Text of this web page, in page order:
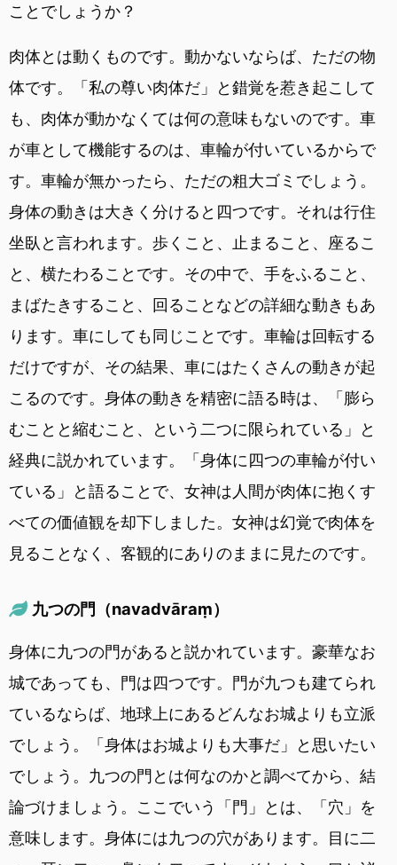
ことでしょうか？
肉体とは動くものです。動かないならば、ただの物
体です。「私の尊い肉体だ」と錯覚を惹き起こして
も、肉体が動かなくては何の意味もないのです。車
が車として機能するのは、車輪が付いているからで
す。車輪が無かったら、ただの粗大ゴミでしょう。
身体の動きは大きく分けると四つです。それは行住
坐臥と言われます。歩くこと、止まること、座るこ
と、横たわることです。その中で、手をふること、
まばたきすること、回ることなどの詳細な動きもあ
ります。車にしても同じことです。車輪は回転する
だけですが、その結果、車にはたくさんの動きが起
こるのです。身体の動きを精密に語る時は、「膨ら
むことと縮むこと、という二つに限られている」と
経典に説かれています。「身体に四つの車輪が付い
ている」と語ることで、女神は人間が肉体に抱くす
べての価値観を却下しました。女神は幻覚で肉体を
見ることなく、客観的にありのままに見たのです。
九つの門（navadvāraṃ）
身体に九つの門があると説かれています。豪華なお
城であっても、門は四つです。門が九つも建てられ
ているならば、地球上にあるどんなお城よりも立派
でしょう。「身体はお城よりも大事だ」と思いたい
でしょう。九つの門とは何なのかと調べてから、結
論づけましょう。ここでいう「門」とは、「穴」を
意味します。身体には九つの穴があります。目に二